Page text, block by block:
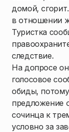
домой,
в отношении
Туристка
следствие.
На допросе
голосовое
обиды, потому
предложение
сочинца к
условно за